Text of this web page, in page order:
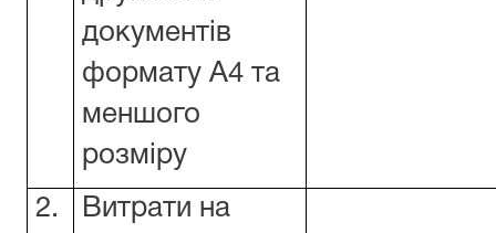
документів
формату А4 та
меншого
розміру
2.
Витрати на